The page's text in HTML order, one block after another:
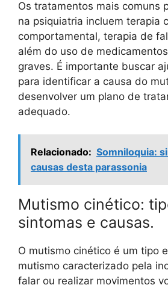
Os tratamentos mais comuns
na psiquiatria incluem terapia
comportamental, terapia de
além do uso de
graves. É importante buscar
para identificar a causa do
desenvolver um plano de
adequado.
Relacionado: Somniloquia:
causas desta parassonia
Mutismo cinético:
sintomas e causas.
O mutismo cinético é um tipo
mutismo caracterizado pela
falar ou realizar movimentos